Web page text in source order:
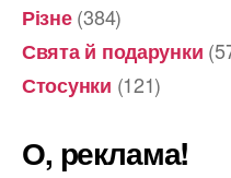
Різне(384)
Свята й подарунки
Стосунки (121)
О, реклама!